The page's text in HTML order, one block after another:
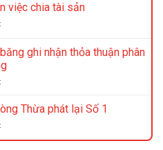
mua
tài
nhưng
không
bán
bằng
ghi
sự
của
doanh
việc chia tài sản
ở
vi
bằng
ghi
nhận
chia
sản
ghi nhận thỏa thuận phân
ở
phát
lập
vi
Thừa phát lại Số 1
ở